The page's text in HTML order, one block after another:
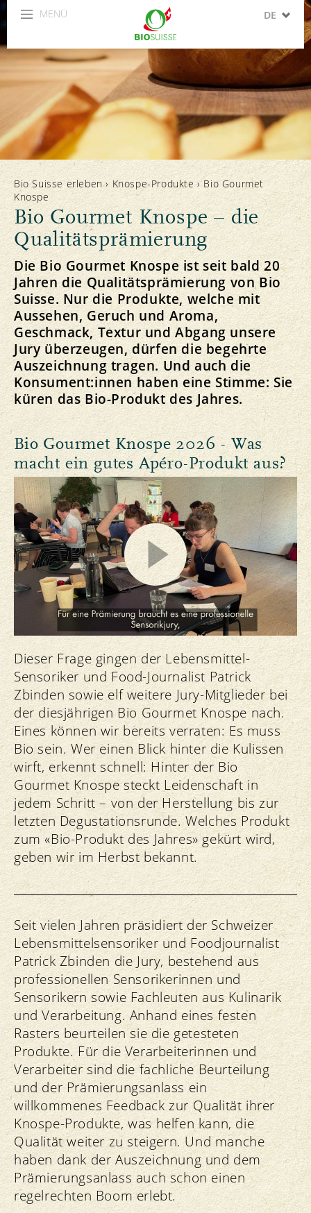
MENÜ DE
IT
EN
ES
Bio Suisse erleben› Knospe-Produkte › Bio Gourmet
Knospe
Bio Gourmet Knospe – die
Qualitätsprämierung
Die Bio Gourmet Knospe ist seit bald 20
Jahren die Qualitätsprämierung von Bio
Suisse. Nur die Produkte, welche mit
Aussehen, Geruch und Aroma,
Geschmack, Textur und Abgang unsere
Jury überzeugen, dürfen die begehrte
Auszeichnung tragen. Und auch die
Konsument:innen haben eine Stimme: Sie
küren das Bio-Produkt des Jahres.
Bio Gourmet Knospe 2026 - Was
macht ein gutes Apéro-Produkt aus?
Dieser Frage gingen der Lebensmittel-
Sensoriker und Food-Journalist Patrick
Zbinden sowie elf weitere Jury-Mitglieder bei
der diesjährigen Bio Gourmet Knospe nach.
Eines können wir bereits verraten: Es muss
Bio sein. Wer einen Blick hinter die Kulissen
wirft, erkennt schnell: Hinter der Bio
Gourmet Knospe steckt Leidenschaft in
jedem Schritt – von der Herstellung bis zur
letzten Degustationsrunde. Welches Produkt
zum «Bio-Produkt des Jahres» gekürt wird,
geben wir im Herbst bekannt.
Seit vielen Jahren präsidiert der Schweizer
Lebensmittelsensoriker und Foodjournalist
Patrick Zbinden die Jury, bestehend aus
professionellen Sensorikerinnen und
Sensorikern sowie Fachleuten aus Kulinarik
und Verarbeitung. Anhand eines festen
Rasters beurteilen sie die getesteten
Produkte. Für die Verarbeiterinnen und
Verarbeiter sind die fachliche Beurteilung
und der Prämierungsanlass ein
willkommenes Feedback zur Qualität ihrer
Knospe-Produkte, was helfen kann, die
Qualität weiter zu steigern. Und manche
haben dank der Auszeichnung und dem
Prämierungsanlass auch schon einen
regelrechten Boom erlebt.